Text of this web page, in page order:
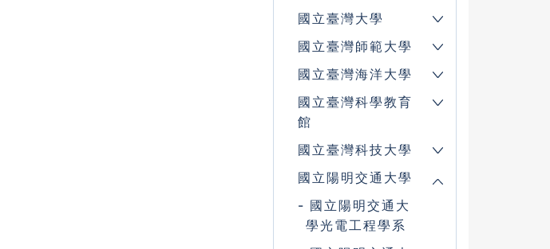
國立臺灣大學
國立臺灣師範大學
國立臺灣海洋大學
國立臺灣科學教育
館
國立臺灣科技大學
國立陽明交通大學
國立陽明交通大
學光電工程學系